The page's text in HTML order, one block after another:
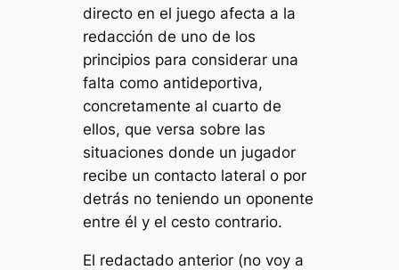
directo en el juego afecta a la
redacción de uno de los
principios para considerar una
falta como antideportiva,
concretamente al cuarto de
ellos, que versa sobre las
situaciones donde un jugador
recibe un contacto lateral o por
detrás no teniendo un oponente
entre él y el cesto contrario.
El redactado anterior (no voy a